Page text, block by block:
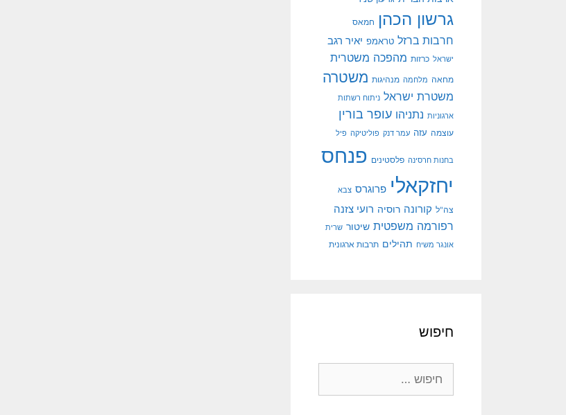
גרשון הכהן חמאס
חרבות ברזל טראמפ יאיר רגב
ישראל כרזות מהפכה משטרית
מחאה מלחמה מנהיגות משטרה
משטרת ישראל ניתוח רשתות
ארגוניות נתניהו עופר בורין
עוצמה עזה עמר דנק פוליטיקה פיל
בחנות חרסינה פלסטינים פנחס
יחזקאלי פרוגרס צבא
צה"ל קורונה רוסיה רועי צזנה
רפורמה משפטית שיטור שרית
אונגר משיח תהילים תרבות ארגונית
חיפוש